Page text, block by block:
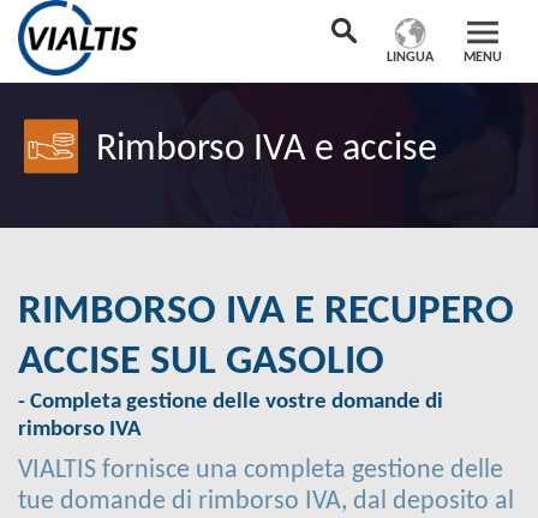
MENU
LINGUA
Rimborso IVA e accise
RIMBORSO IVA E RECUPERO
ACCISE SUL GASOLIO
- Completa gestione delle vostre domande di
rimborso IVA
VIALTIS fornisce una completa gestione delle
tue domande di rimborso IVA, dal deposito al